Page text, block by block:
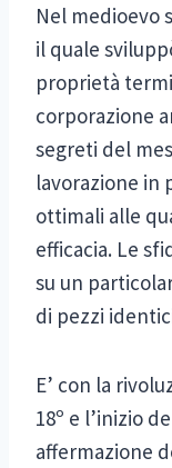
Nel medioevo
il quale
proprietà
corporazione
segreti del
lavorazione in
ottimali alle
efficacia. Le
su un
di pezzi
E’ con la
18º e l’inizio
affermazione